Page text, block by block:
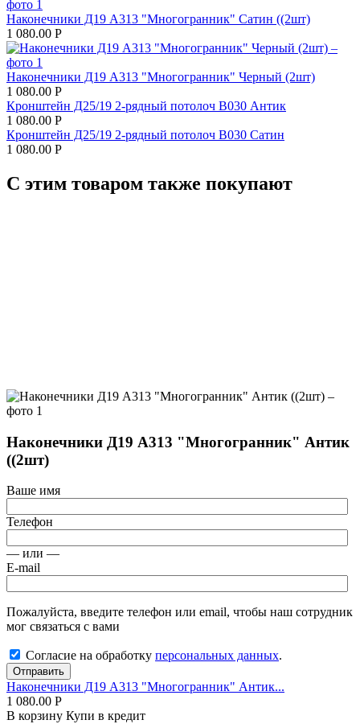
Наконечники Д19 А313 "Многогранник" Сатин ((2шт)
1 080.00 Р
Наконечники Д19 А313 "Многогранник" Черный (2шт)
1 080.00 Р
Кронштейн Д25/19 2-рядный потолоч В030 Антик
1 080.00 Р
Кронштейн Д25/19 2-рядный потолоч В030 Сатин
1 080.00 Р
С этим товаром также покупают
Наконечники Д19 А313 "Многогранник" Антик
((2шт)
Ваше имя
Телефон
— или —
E-mail
Пожалуйста, введите телефон или email, чтобы наш сотрудник
мог связаться с вами
Согласие на обработку персональных данных.
Отправить
Наконечники Д19 А313 "Многогранник" Антик...
1 080.00 Р
В корзину Купи в кредит